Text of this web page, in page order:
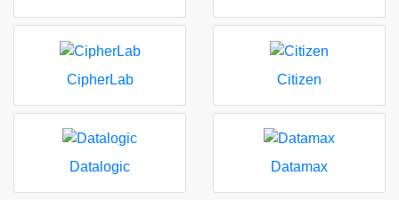
CipherLab Citizen
Datalogic Datamax